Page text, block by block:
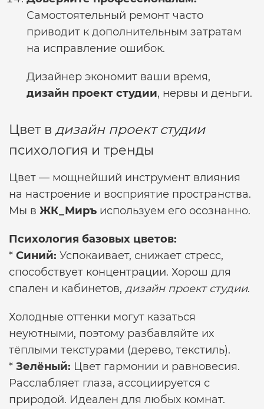
Самостоятельный ремонт часто
приводит к дополнительным затратам
на исправление ошибок.
Дизайнер экономит ваши время,
дизайн проект студии, нервы и деньги.
Цвет в дизайн проект студии
психология и тренды
Цвет — мощнейший инструмент влияния
на настроение и восприятие пространства.
Мы в ЖК_Миръ используем его осознанно.
Психология базовых цветов:
* Синий: Успокаивает, снижает стресс,
способствует концентрации. Хорош для
спален и кабинетов, дизайн проект студии.
Холодные оттенки могут казаться
неуютными, поэтому разбавляйте их
тёплыми текстурами (дерево, текстиль).
* Зелёный: Цвет гармонии и равновесия.
Расслабляет глаза, ассоциируется с
природой. Идеален для любых комнат.